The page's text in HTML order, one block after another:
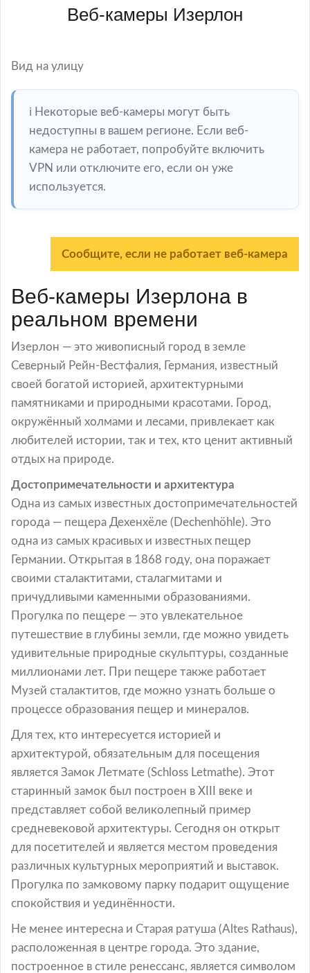
Веб-камеры Изерлон
Вид на улицу
ℹ️ Некоторые веб-камеры могут быть
недоступны в вашем регионе. Если веб-
камера не работает, попробуйте включить
VPN или отключите его, если он уже
используется.
Сообщите, если не работает веб-камера
Веб-камеры Изерлона в
реальном времени
Изерлон — это живописный город в земле
Северный Рейн-Вестфалия, Германия, известный
своей богатой историей, архитектурными
памятниками и природными красотами. Город,
окружённый холмами и лесами, привлекает как
любителей истории, так и тех, кто ценит активный
отдых на природе.
Достопримечательности и архитектура
Одна из самых известных достопримечательностей
города — пещера Дехенхёле (Dechenhöhle). Это
одна из самых красивых и известных пещер
Германии. Открытая в 1868 году, она поражает
своими сталактитами, сталагмитами и
причудливыми каменными образованиями.
Прогулка по пещере — это увлекательное
путешествие в глубины земли, где можно увидеть
удивительные природные скульптуры, созданные
миллионами лет. При пещере также работает
Музей сталактитов, где можно узнать больше о
процессе образования пещер и минералов.
Для тех, кто интересуется историей и
архитектурой, обязательным для посещения
является Замок Летмате (Schloss Letmathe). Этот
старинный замок был построен в XIII веке и
представляет собой великолепный пример
средневековой архитектуры. Сегодня он открыт
для посетителей и является местом проведения
различных культурных мероприятий и выставок.
Прогулка по замковому парку подарит ощущение
спокойствия и уединённости.
Не менее интересна и Старая ратуша (Altes Rathaus),
расположенная в центре города. Это здание,
построенное в стиле ренессанс, является символом